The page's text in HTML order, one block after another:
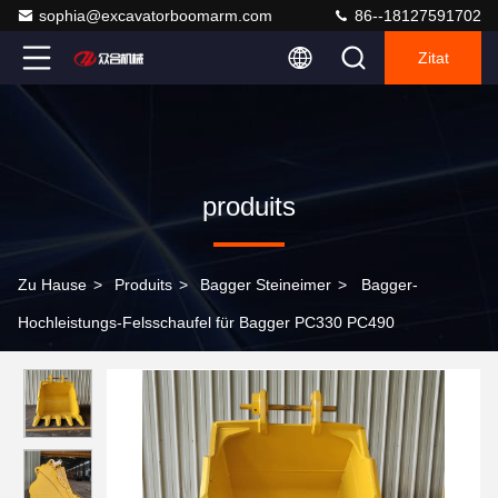
sophia@excavatorboomarm.com 86--18127591702
Zitat
produits
Zu Hause > Produits > Bagger Steineimer > Bagger-
Hochleistungs-Felsschaufel für Bagger PC330 PC490